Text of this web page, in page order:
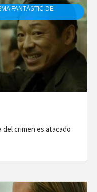
FANTÀSTIC DE
del crimen es atacado